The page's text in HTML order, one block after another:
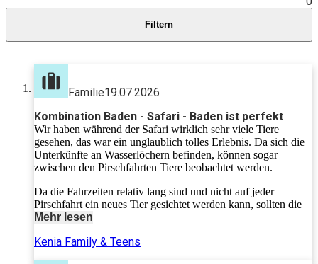
Filtern
Familie19.07.2026
Kombination Baden - Safari - Baden ist perfekt
Wir haben während der Safari wirklich sehr viele Tiere
gesehen, das war ein unglaublich tolles Erlebnis. Da sich die
Unterkünfte an Wasserlöchern befinden, können sogar
zwischen den Pirschfahrten Tiere beobachtet werden.
Da die Fahrzeiten relativ lang sind und nicht auf jeder
Pirschfahrt ein neues Tier gesichtet werden kann, sollten die
Kids unbedingt eine gewisse Reife (Geduld,
Mehr lesen
Kenia Family & Teens